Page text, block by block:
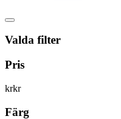
Valda filter
Pris
krkr
Färg